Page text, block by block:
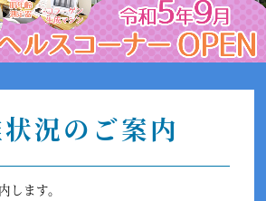
況のご案内
します。